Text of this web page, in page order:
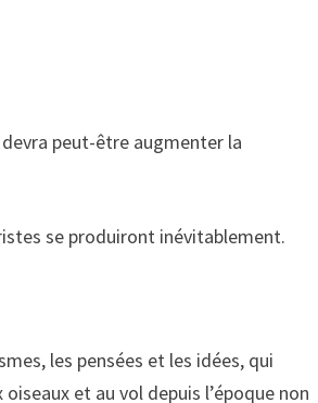
peut-être augmenter la
se produiront inévitablement.
les pensées et les idées, qui
et au vol depuis l’époque non